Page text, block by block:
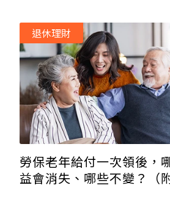
勞保老年給付一次領後，
益會消失、哪些不變？（
退休理財